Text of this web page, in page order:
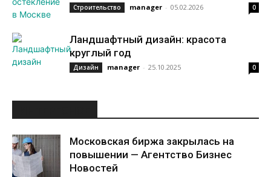
Строительство manager - 05.02.2026 0
Ландшафтный дизайн: красота
круглый год
Дизайн manager - 25.10.2025 0
Московская биржа закрылась на
повышении — Агентство Бизнес
Новостей